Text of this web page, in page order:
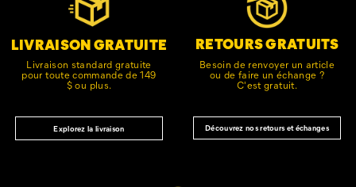
pageLIVRAISON GRATUITE
Livraison standard gratuite
pour toute commande de 149
$ ou plus.
Explorez la livraison
RETOURS GRATUITS
Besoin de renvoyer un article
ou de faire un échange ?
C'est gratuit.
Découvrez nos retours et échanges